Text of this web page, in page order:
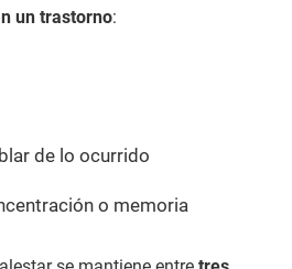
un trastorno:
de lo ocurrido
o memoria